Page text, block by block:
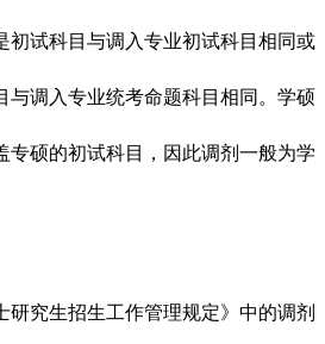
试科目与调入专业初试科目相同或
与调入专业统考命题科目相同。学硕
专硕的初试科目，因此调剂一般为学
究生招生工作管理规定》中的调剂